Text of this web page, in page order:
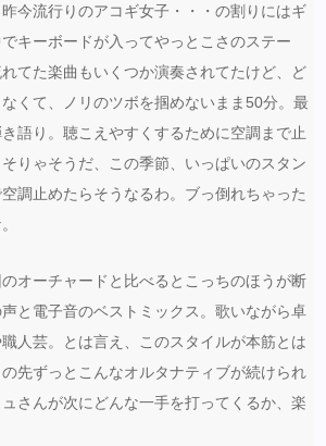
今流行りのアコギ女子・・・の割りにはギ
キーボードが入ってやっとこさのステー
てた楽曲もいくつか演奏されてたけど、ど
くて、ノリのツボを掴めないまま50分。最
語り。聴こえやすくするために空調まで止
りゃそうだ、この季節、いっぱいのスタン
調止めたらそうなるわ。ブっ倒れちゃった
オーチャードと比べるとこっちのほうが断
と電子音のベストミックス。歌いながら卓
人芸。とは言え、このスタイルが本筋とは
先ずっとこんなオルタナティブが続けられ
さんが次にどんな一手を打ってくるか、楽